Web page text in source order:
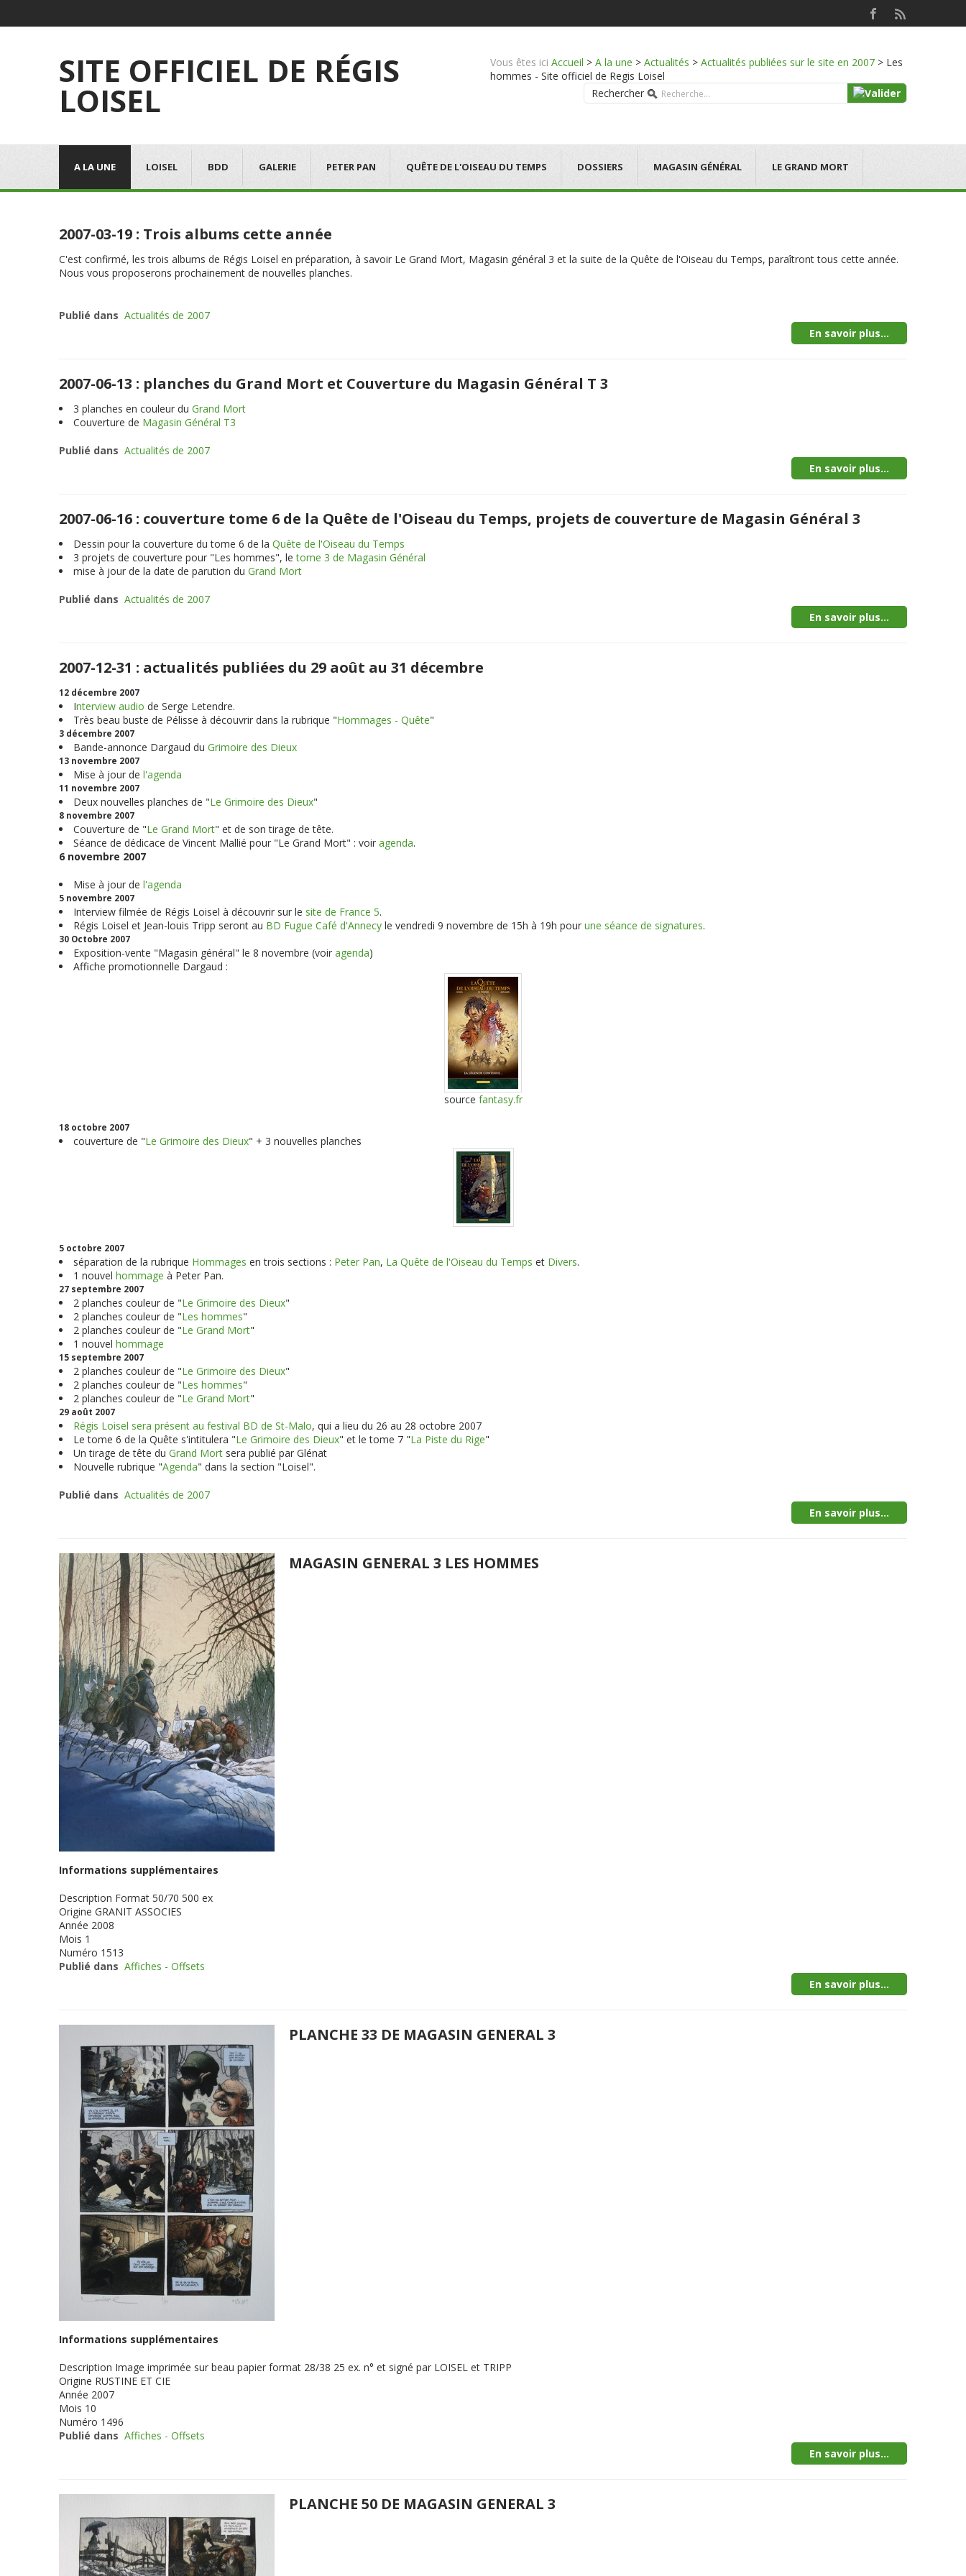
SITE OFFICIEL DE RÉGIS
LOISEL
Vous êtes ici Accueil > A la une > Actualités > Actualités publiées sur le site en 2007 > Les
hommes - Site officiel de Regis Loisel
Rechercher
A LA UNE LOISEL BDD GALERIE PETER PAN QUÊTE DE L'OISEAU DU TEMPS DOSSIERS MAGASIN GÉNÉRAL LE GRAND MORT
2007-03-19 : Trois albums cette année
C'est confirmé, les trois albums de Régis Loisel en préparation, à savoir Le Grand Mort, Magasin général 3 et la suite de la Quête de l'Oiseau du Temps, paraîtront tous cette année.
Nous vous proposerons prochainement de nouvelles planches.
Publié dans Actualités de 2007
En savoir plus...
2007-06-13 : planches du Grand Mort et Couverture du Magasin Général T 3
3 planches en couleur du Grand Mort
Couverture de Magasin Général T3
Publié dans Actualités de 2007
En savoir plus...
2007-06-16 : couverture tome 6 de la Quête de l'Oiseau du Temps, projets de couverture de Magasin Général 3
Dessin pour la couverture du tome 6 de la Quête de l'Oiseau du Temps
3 projets de couverture pour "Les hommes", le tome 3 de Magasin Général
mise à jour de la date de parution du Grand Mort
Publié dans Actualités de 2007
En savoir plus...
2007-12-31 : actualités publiées du 29 août au 31 décembre
12 décembre 2007
Interview audio de Serge Letendre.
Très beau buste de Pélisse à découvrir dans la rubrique "Hommages - Quête"
3 décembre 2007
Bande-annonce Dargaud du Grimoire des Dieux
13 novembre 2007
Mise à jour de l'agenda
11 novembre 2007
Deux nouvelles planches de "Le Grimoire des Dieux"
8 novembre 2007
Couverture de "Le Grand Mort" et de son tirage de tête.
Séance de dédicace de Vincent Mallié pour "Le Grand Mort" : voir agenda.
6 novembre 2007
Mise à jour de l'agenda
5 novembre 2007
Interview filmée de Régis Loisel à découvrir sur le site de France 5.
Régis Loisel et Jean-louis Tripp seront au BD Fugue Café d'Annecy le vendredi 9 novembre de 15h à 19h pour une séance de signatures.
30 Octobre 2007
Exposition-vente "Magasin général" le 8 novembre (voir agenda)
Affiche promotionnelle Dargaud :
source fantasy.fr
18 octobre 2007
couverture de "Le Grimoire des Dieux" + 3 nouvelles planches
5 octobre 2007
séparation de la rubrique Hommages en trois sections : Peter Pan, La Quête de l'Oiseau du Temps et Divers.
1 nouvel hommage à Peter Pan.
27 septembre 2007
2 planches couleur de "Le Grimoire des Dieux"
2 planches couleur de "Les hommes"
2 planches couleur de "Le Grand Mort"
1 nouvel hommage
15 septembre 2007
2 planches couleur de "Le Grimoire des Dieux"
2 planches couleur de "Les hommes"
2 planches couleur de "Le Grand Mort"
29 août 2007
Régis Loisel sera présent au festival BD de St-Malo, qui a lieu du 26 au 28 octobre 2007
Le tome 6 de la Quête s'intitulera "Le Grimoire des Dieux" et le tome 7 "La Piste du Rige"
Un tirage de tête du Grand Mort sera publié par Glénat
Nouvelle rubrique "Agenda" dans la section "Loisel".
Publié dans Actualités de 2007
En savoir plus...
MAGASIN GENERAL 3 LES HOMMES
Informations supplémentaires
Description Format 50/70 500 ex
Origine GRANIT ASSOCIES
Année 2008
Mois 1
Numéro 1513
Publié dans Affiches - Offsets
En savoir plus...
PLANCHE 33 DE MAGASIN GENERAL 3
Informations supplémentaires
Description Image imprimée sur beau papier format 28/38 25 ex. n° et signé par LOISEL et TRIPP
Origine RUSTINE ET CIE
Année 2007
Mois 10
Numéro 1496
Publié dans Affiches - Offsets
En savoir plus...
PLANCHE 50 DE MAGASIN GENERAL 3